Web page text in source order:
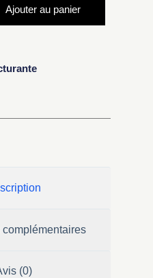
Ajouter au panier
complémentaires
(0)